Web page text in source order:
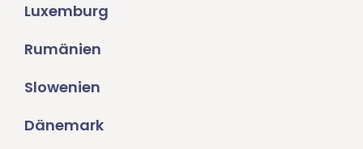
Luxemburg
Rumänien
Slowenien
Dänemark